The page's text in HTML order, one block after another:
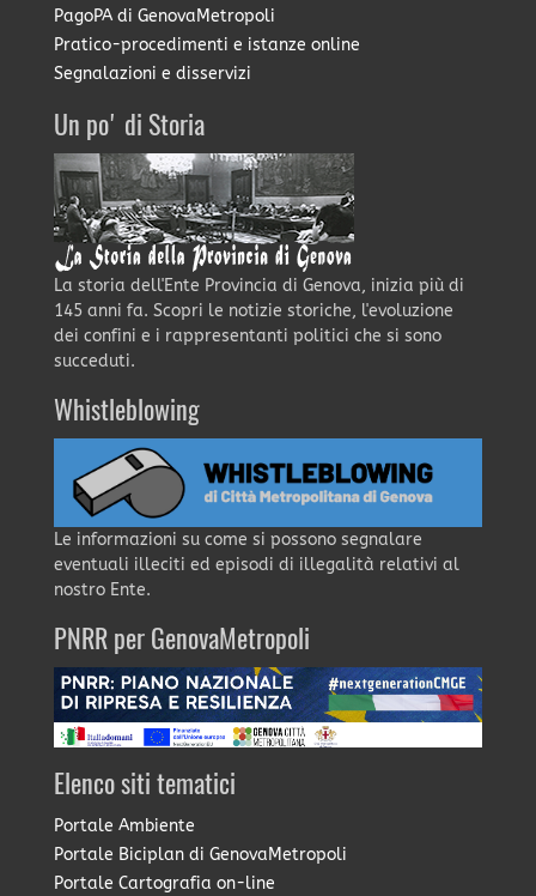
PagoPA di GenovaMetropoli
Pratico-procedimenti e istanze online
Segnalazioni e disservizi
Un po' di Storia
La storia dell'Ente Provincia di Genova, inizia più di
145 anni fa. Scopri le notizie storiche, l'evoluzione
dei confini e i rappresentanti politici che si sono
succeduti.
Whistleblowing
Le informazioni su come si possono segnalare
eventuali illeciti ed episodi di illegalità relativi al
nostro Ente.
PNRR per GenovaMetropoli
Elenco siti tematici
Portale Ambiente
Portale Biciplan di GenovaMetropoli
Portale Cartografia on-line